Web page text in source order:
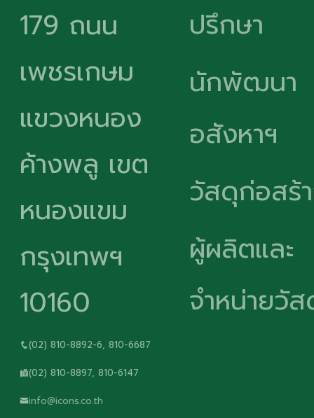
179 ถนน
เพชรเกษม
แขวงหนอง
ค้างพลู เขต
หนองแขม
กรุงเทพฯ
10160
(02) 810-8892-6, 810-6687
(02) 810-8897, 810-6147
info@icons.co.th
ปรึกษา
นักพัฒนา
อสังหาฯ
วัสดุก่อสร้
ผู้ผลิตและ
จำหน่ายวั